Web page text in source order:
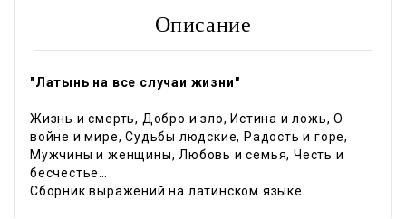
Описание
"Латынь на все случаи жизни"
Жизнь и смерть, Добро и зло, Истина и ложь, О
войне и мире, Судьбы людские, Радость и горе,
Мужчины и женщины, Любовь и семья, Честь и
бесчестье…
Сборник выражений на латинском языке.